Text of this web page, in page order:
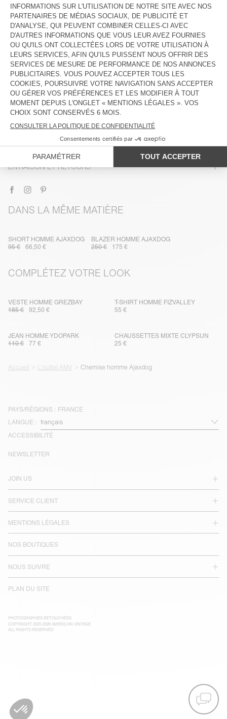
VOIR LE LOOK
DESCRIPTION
TAILLE ET COUPE
LIVRAISON ET RETOURS
DANS LA MÊME MATIÈRE
SHORT HOMME AJAXDOG
95 €
66,50 €
BLAZER HOMME AJAXDOG
250 €
175 €
COMPLÉTEZ VOTRE LOOK
VESTE HOMME GREZBAY
185 €
92,50 €
T-SHIRT HOMME FIZVALLEY
55 €
JEAN HOMME YDOPARK
110 €
77 €
CHAUSSETTES MIXTE CLYPSUN
25 €
Accueil L'outlet AMV Chemise homme Ajaxdog
PAYS/RÉGIONS : FRANCE
LANGUE :
ACCESSIBILITÉ
JOIN US
SERVICE CLIENT
MENTIONS LÉGALES
NOS BOUTIQUES
NOUS SUIVRE
PLAN DU SITE
NEWSLETTER
PHOTOGRAPHIES RETOUCHÉES
COPYRIGHT 2025-2026 AMERICAN VINTAGE
ALL RIGHTS RESERVED